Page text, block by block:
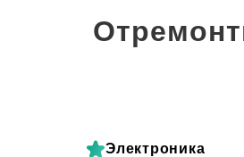
Электроника